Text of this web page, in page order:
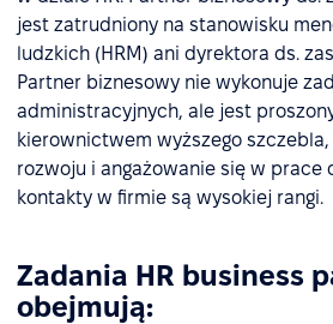
jest zatrudniony na stanowisku
ludzkich (HRM) ani dyrektora ds.
Partner biznesowy nie wykonuje
administracyjnych, ale jest
kierownictwem wyższego
rozwoju i angażowanie się w prace
kontakty w firmie są wysokiej rangi.
Zadania HR business
obejmują: